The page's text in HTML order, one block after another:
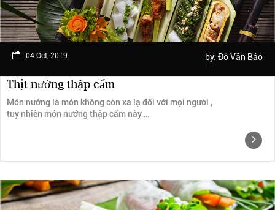
04 Oct, 2019 by: Đỗ Văn Bảo
Thịt nướng thập cẩm
Món nướng là món không còn xa lạ đối với mọi người ,
tuy nhiên món nướng thập cẩm này …